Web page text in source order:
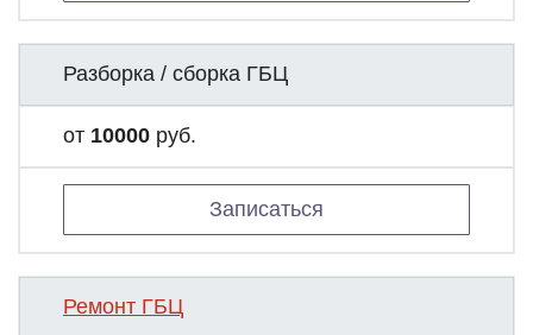
Разборка / сборка ГБЦ
от 10000 руб.
Записаться
Ремонт ГБЦ